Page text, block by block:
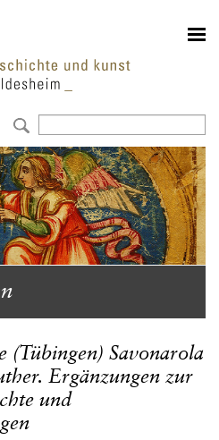
(Tübingen) Savonarola
Ergänzungen zur
und